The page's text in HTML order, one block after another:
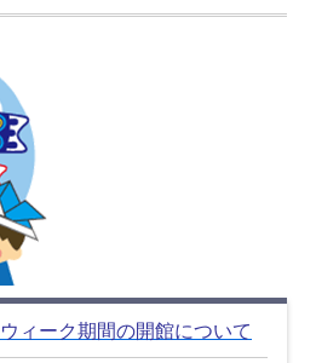
ィーク期間の開館について